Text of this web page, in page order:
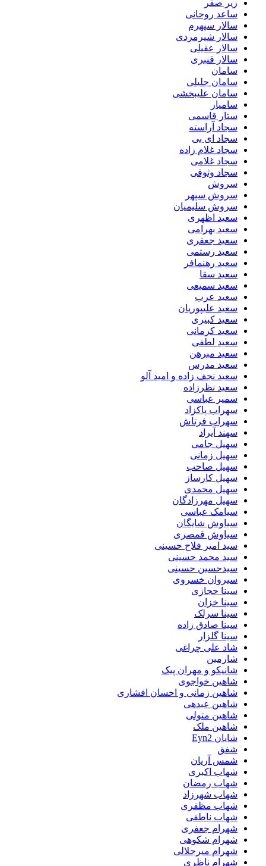
زیر صفر
ساعد روحانی
سالار سپهرم
سالار شیرمردی
سالار عقیلی
سالار قنبری
سامان
سامان جلیلی
سامان علیبخشی
سامیار
ستار قاسمی
سجاد آراسته
سجاد ای بی
سجاد غلام زاده
سجاد غلامی
سجاد وثوقى
سروش
سروش سپهر
سروش سلیمیان
سعید اظهری
سعید بهرامی
سعید جعفری
سعید رستمی
سعید رهنمافر
سعید سقا
سعید سمیعی
سعید عرب
سعید علیپوریان
سعید کبیری
سعید کرمانی
سعید لطفی
سعید مبرهن
سعید مدرس
سعید نجف زاده و امید آلو
سعید نظرزاده
سمیر عباسی
سهراب پاکزاد
سهراب فرتاش
سهند آیراد
سهیل جامی
سهیل زمانی
سهیل صاحب
سهیل کارساز
سهیل محمدی
سهیل مهرزادگان
سیامک عباسی
سیاوش شایگان
سیاوش قمصری
سید امیر فلاح حسینی
سید محمد حسینی
سیدحسین حسینی
سیروان خسروی
سینا حجازی
سینا خزان
سینا سرلک
سینا صادق زاده
سینا گلزار
شاد علی چراغی
شارمین
شانیکو و مهران پیک
شاهین خواجوی
شاهین زمانی و احسان افشاری
شاهین عبدهی
شاهین متولی
شاهین ملک
شایان Eyn2
شفق
شمس آریان
شهاب اکبری
شهاب رمضان
شهاب شهرزاد
شهاب مظفری
شهاب ناطقی
شهرام جعفری
شهرام شکوهی
شهرام میرجلالی
شهرام ناظری